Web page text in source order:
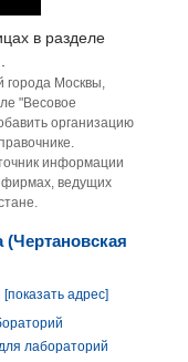
в разделе
города Москвы,
"Весовое
организацию
информации
фирмах, ведущих
(Чертановская
[показать адрес]
лабораторий